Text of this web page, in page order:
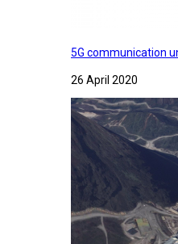
5G communication
26 April 2020